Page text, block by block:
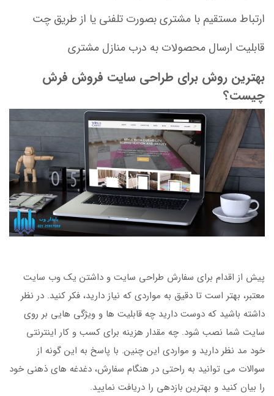
ارتباط مستقیم با مشتری بصورت تلفنی یا از طریق چت
قابلیت ارسال محصولات به درب منازل مشتری
بهترین روش برای طراحی سایت فروش فرش
چیست؟
پیش از اقدام برای سفارش طراحی سایت و داشتن یک وب سایت
معتبر، بهتر است تا دقیق به مواردی که نیاز دارید، فکر کنید. در نظر
داشته باشید که دوست دارید چه قابلیت ها و ویژگی هایی بر روی
سایت شما نصب شود. چه مقدار هزینه برای کسب و کار اینترنتی
خود مد نظر دارید و مواردی این چنین. با پاسخ به این گونه از
سوالات می توانید به راحتی در هنگام سفارش، دغدغه های ذهنی خود
را بیان کنید و بهترین بازدهی را دریافت نمایید.